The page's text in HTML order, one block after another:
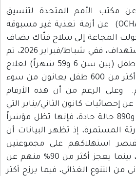
مكتب الأمم المتحدة لتنسيق
الشؤون الإنسانية (OCHA) عن أزمة تغذية غير مسبوقة
المجاعة إلى سلاح فتّاك يضاف
إلى أدوات القتل والاستهداف، ففي شباط/فبراير 2026، تم
إدخال أكثر من 3,700 طفل (بين سن 6 و59 شهراً) لعلاج
سوء التغذية، بينهم أكثر من 600 طفل يعانون من سوء
وعلى الرغم من أن هذه الأرقام
إحصائيات كانون الثاني/يناير التي
تجاوزت 4,600 طفل، و890 حالة حادة، فإنها تظل مؤشراً
المستمرة، إذ تظهر البيانات أن
استهلاكهم على مجموعتين
غذائيتين أو أقل يومياً، بينما يعجز أكثر من 90% منهم عن
من التنوع الغذائي، فيما يرزح أكثر